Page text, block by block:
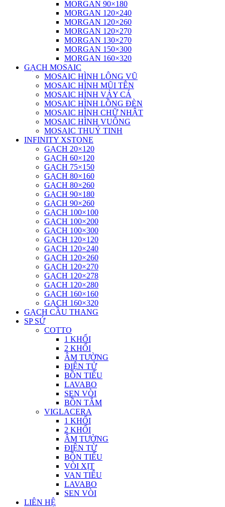
MORGAN 90×180
MORGAN 120×240
MORGAN 120×260
MORGAN 120×270
MORGAN 130×270
MORGAN 150×300
MORGAN 160×320
GẠCH MOSAIC
MOSAIC HÌNH LÔNG VŨ
MOSAIC HÌNH MŨI TÊN
MOSAIC HÌNH VẢY CÁ
MOSAIC HÌNH LỒNG ĐÈN
MOSAIC HÌNH CHỮ NHẬT
MOSAIC HÌNH VUÔNG
MOSAIC THUỶ TINH
INFINITY XSTONE
GẠCH 20×120
GẠCH 60×120
GẠCH 75×150
GẠCH 80×160
GẠCH 80×260
GẠCH 90×180
GẠCH 90×260
GẠCH 100×100
GẠCH 100×200
GẠCH 100×300
GẠCH 120×120
GẠCH 120×240
GẠCH 120×260
GẠCH 120×270
GẠCH 120×278
GẠCH 120×280
GẠCH 160×160
GẠCH 160×320
GẠCH CẦU THANG
SP SỨ
COTTO
1 KHỐI
2 KHỐI
ÂM TƯỜNG
ĐIỆN TỬ
BỒN TIỂU
LAVABO
SEN VÒI
BỒN TẮM
VIGLACERA
1 KHỐI
2 KHỐI
ÂM TƯỜNG
ĐIỆN TỪ
BỒN TIỂU
VÒI XỊT
VAN TIỂU
LAVABO
SEN VÒI
LIÊN HỆ